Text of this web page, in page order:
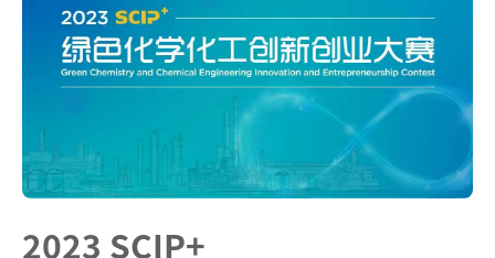
2023 SCIP+